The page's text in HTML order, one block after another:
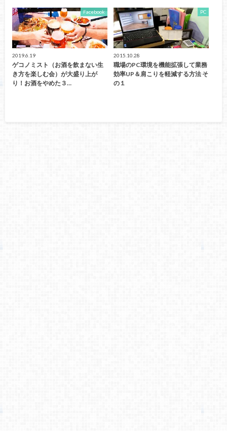
Facebook
2019.6.19
ゲコノミスト（お酒を飲まない生
き方を楽しむ会）が大盛り上が
り！お酒をやめた３…
PC
2015.10.28
職場のPC環境を機能拡張して業務
効率UP＆肩こりを軽減する方法 そ
の１